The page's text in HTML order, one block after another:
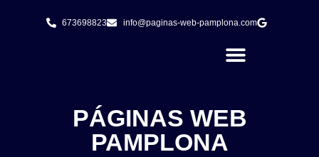
673698823 info@paginas-web-pamplona.com
PÁGINAS WEB
PAMPLONA